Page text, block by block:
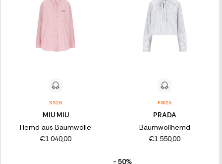
SS26
MIU MIU
Hemd aus Baumwolle
€1.040,00
FW25
PRADA
Baumwollhemd
€1.550,00
- 50%